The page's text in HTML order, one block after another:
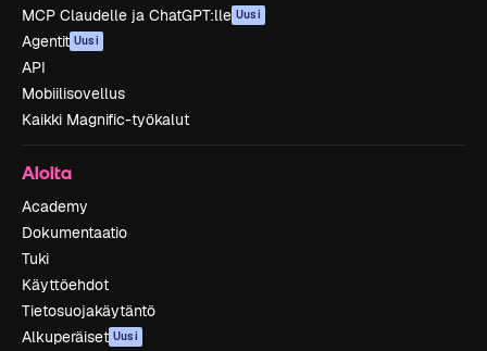
MCP Claudelle ja ChatGPT:lle Uusi
Agentit Uusi
API
Mobiilisovellus
Kaikki Magnific-työkalut
Aloita
Academy
Dokumentaatio
Tuki
Käyttöehdot
Tietosuojakäytäntö
Alkuperäiset Uusi